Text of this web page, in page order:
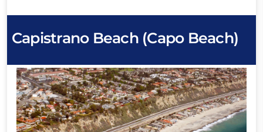
Capistrano Beach (Capo Beach)